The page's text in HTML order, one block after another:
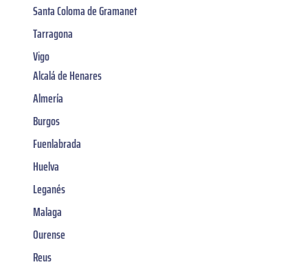
Santa Coloma de Gramanet
Tarragona
Vigo
Alcalá de Henares
Almería
Burgos
Fuenlabrada
Huelva
Leganés
Malaga
Ourense
Reus